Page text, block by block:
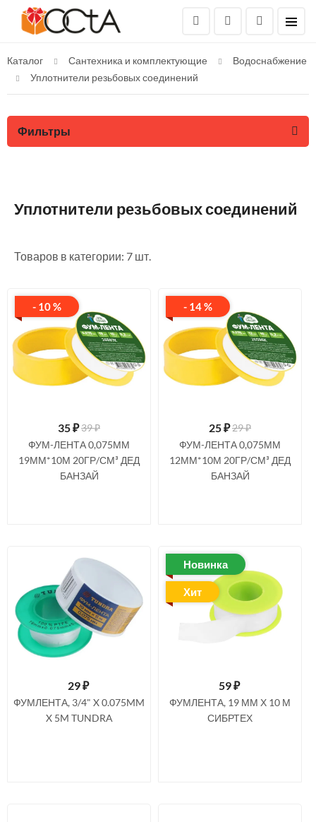
Каталог Сантехника и комплектующие
Водоснабжение
Уплотнители резьбовых соединений
Фильтры
Уплотнители резьбовых соединений
Товаров в категории: 7 шт.
- 10 %
35₽39 ₽
ФУМ-ЛЕНТА 0,075ММ
19ММ*10М 20ГР/СМ³ ДЕД
БАНЗАЙ
- 14 %
25₽29 ₽
ФУМ-ЛЕНТА 0,075ММ
12ММ*10М 20ГР/СМ³ ДЕД
БАНЗАЙ
29₽
ФУМЛЕНТА, 3/4" X 0.075MM
X 5M TUNDRA
Новинка
Хит
59₽
ФУМЛЕНТА, 19 ММ Х 10 М
СИБРТЕХ